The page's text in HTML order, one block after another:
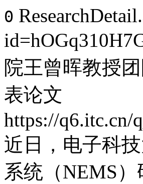
0
院王曾晖教授团
表论文
https://q6.itc.cn/
近日，电子科
系统（NEMS